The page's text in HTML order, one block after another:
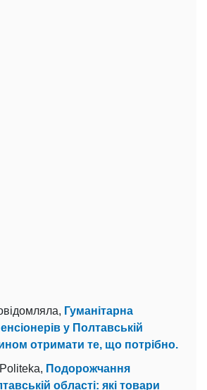
Гуманітарна
у Полтавській
отримати те, що потрібно.
Подорожчання
області: які товари